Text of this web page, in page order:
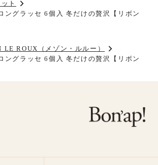
ト
ングラッセ 6個入 冬だけの贅沢【リボン
LE ROUX（メゾン・ルルー）
ングラッセ 6個入 冬だけの贅沢【リボン